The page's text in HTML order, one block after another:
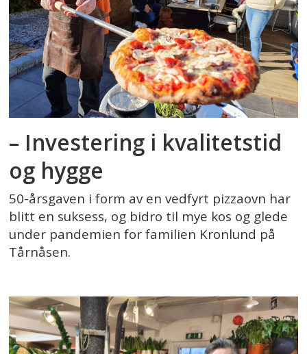
– Investering i kvalitetstid
og hygge
50-årsgaven i form av en vedfyrt pizzaovn har
blitt en suksess, og bidro til mye kos og glede
under pandemien for familien Kronlund på
Tårnåsen.